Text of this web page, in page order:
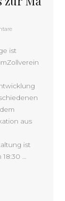
ist
aus
ist
…